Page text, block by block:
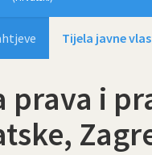
Tijela javne
prava i